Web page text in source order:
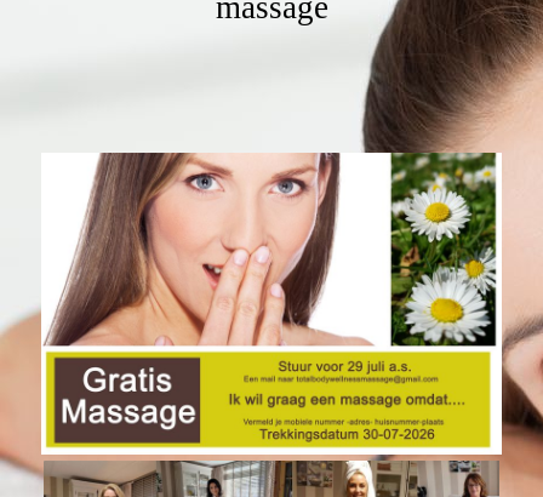
massage